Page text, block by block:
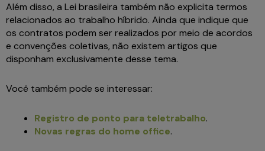
Além disso, a Lei brasileira também não explicita termos
relacionados ao trabalho híbrido. Ainda que indique que
os contratos podem ser realizados por meio de acordos
e convenções coletivas, não existem artigos que
disponham exclusivamente desse tema.
Você também pode se interessar:
Registro de ponto para teletrabalho.
Novas regras do home office.